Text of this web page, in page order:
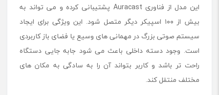
این مدل از فناوری Auracast پشتیبانی کرده و می تواند به
بیش از ۱۰۰ اسپیکر دیگر متصل شود. این ویژگی برای ایجاد
سیستم صوتی بزرگ در مهمانی های وسیع یا فضای باز کاربردی
است. وجود دسته داخلی باعث می شود جابه جایی دستگاه
راحت تر باشد و کاربر بتواند آن را به سادگی به مکان های
مختلف منتقل کند.